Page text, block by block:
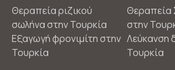
Θεραπεία ριζικού
σωλήνα στην Τουρκία
Θεραπεία
στην
Εξαγωγή φρονιμίτη στην
Τουρκία
Λεύκανση
Τουρκία